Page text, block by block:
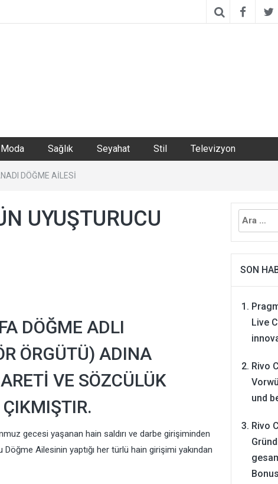
Moda Sağlık Seyahat Stil Televizyon
DÖĞME AİLESİ
UYUŞTURUCU
DÖĞME ADLI
ÖRGÜTÜ) ADINA
VE SÖZCÜLÜK
gecesi yaşanan hain saldırı ve darbe girişiminden
Ailesinin yaptığı her türlü hain girişimi yakından
Arama:
SON
Live
Rivo
und
Rivo